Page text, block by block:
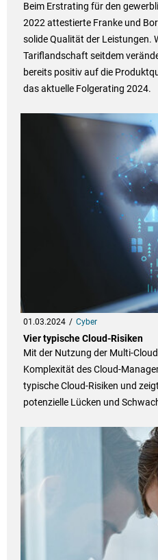
Beim Erstrating für den
2022 attestierte Franke und
solide Qualität der Leistungen.
Tariflandschaft seitdem
bereits positiv auf die
das aktuelle Folgerating 2024.
01.03.2024 Cyber
Vier typische Cloud-Risiken
Mit der Nutzung der Multi-
Komplexität des Cloud-
typische Cloud-Risiken und
potenzielle Lücken und